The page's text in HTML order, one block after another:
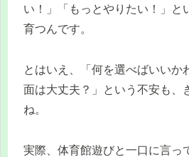
い！」「もっとやりたい！」と
育つんです。
とはいえ、「何を選べばいいか
面は大丈夫？」という不安も、
ね。
実際、体育館遊びと一口に言っ